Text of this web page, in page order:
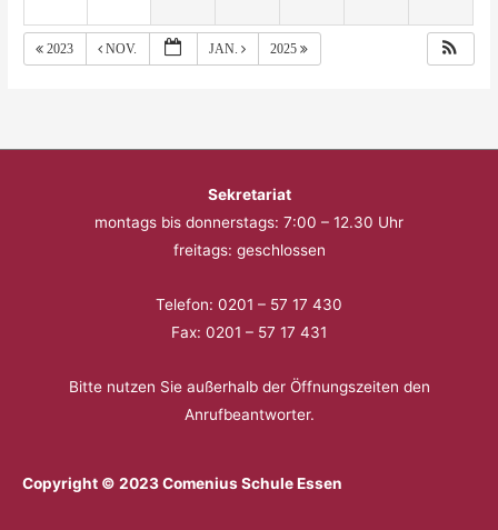
2023 NOV. JAN. 2025
Sekretariat
montags bis donnerstags: 7:00 – 12.30 Uhr
freitags: geschlossen
Telefon: 0201 – 57 17 430
Fax: 0201 – 57 17 431
Bitte nutzen Sie außerhalb der Öffnungszeiten den
Anrufbeantworter.
Copyright © 2023 Comenius Schule Essen